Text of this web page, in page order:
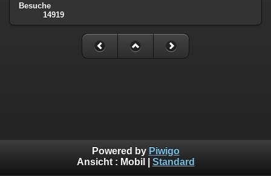
Besuche
14919
Powered by Piwigo
Ansicht : Mobil Standard